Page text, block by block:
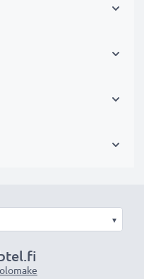
toiston
vastaan
▾